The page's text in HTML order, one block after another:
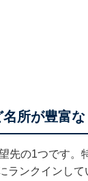
所が豊富な
先の1つです。
ンクインして